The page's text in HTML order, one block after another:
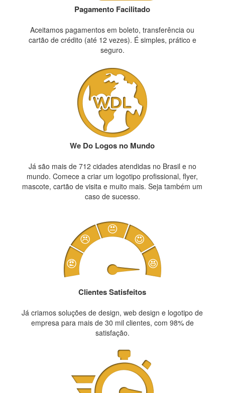
Pagamento Facilitado
Aceitamos pagamentos em boleto, transferência ou
cartão de crédito (até 12 vezes). É simples, prático e
seguro.
We Do Logos no Mundo
Já são mais de 712 cidades atendidas no Brasil e no
mundo. Comece a criar um logotipo profissional, flyer,
mascote, cartão de visita e muito mais. Seja também um
caso de sucesso.
Clientes Satisfeitos
Já criamos soluções de design, web design e logotipo de
empresa para mais de 30 mil clientes, com 98% de
satisfação.